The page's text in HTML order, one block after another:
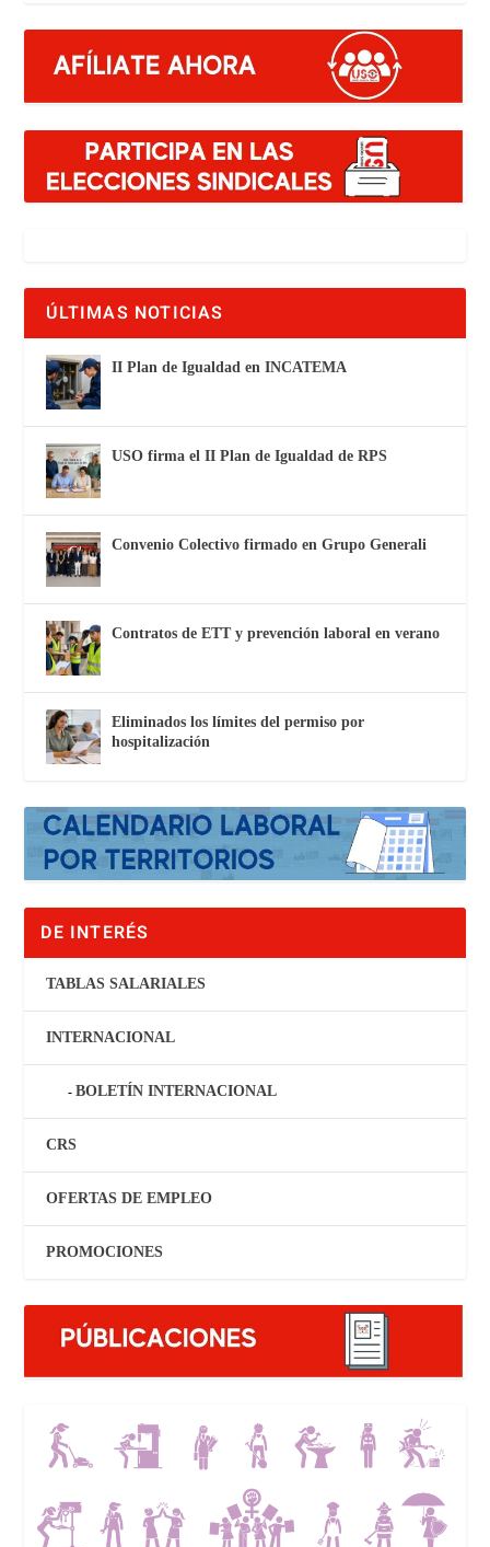
ÚLTIMAS NOTICIAS
II Plan de Igualdad en INCATEMA
USO firma el II Plan de Igualdad de RPS
Convenio Colectivo firmado en Grupo Generali
Contratos de ETT y prevención laboral en verano
Eliminados los límites del permiso por
hospitalización
DE INTERÉS
TABLAS SALARIALES
INTERNACIONAL
BOLETÍN INTERNACIONAL
CRS
OFERTAS DE EMPLEO
PROMOCIONES